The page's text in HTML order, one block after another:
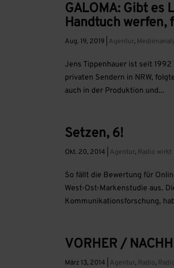
GALOMA: Gibt es
Handtuch werfen,
Aug. 19, 2019 Agentur,
Jens Tippenhauer ist seit
privaten Sendern in NRW,
auch in der Produktion und...
Setzen, 6!
Okt. 20, 2014 Agentur, Radio wirkt
So fällt die Bewertung für
West-Ost-Markenstudie aus.
Kommunikationsforschung,
VORHER /
März 13, 2014 Agentur, Radio,